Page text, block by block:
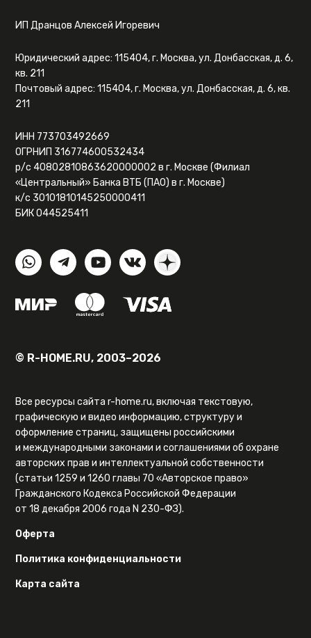
ИП Дранцов Алексей Игоревич
Юридический адрес: 115404, г. Москва, ул. Донбасская, д. 6,
кв. 211
Почтовый адрес: 115404, г. Москва, ул. Донбасская, д. 6, кв.
211
ИНН 773703492669
ОГРНИП 316774600532434
р/с 40802810863620000002 в г. Москве (Филиал
«Центральный» Банка ВТБ (ПАО) в г. Москве)
к/с 30101810145250000411
БИК 044525411
© R-HOME.RU, 2003–2026
Все ресурсы сайта r-home.ru, включая текстовую,
графическую и видео информацию, структуру и
оформление страниц, защищены российскими
и международными законами и соглашениями об охране
авторских прав и интеллектуальной собственности
(статьи 1259 и 1260 главы 70 «Авторское право»
Гражданского Кодекса Российской Федерации
от 18 декабря 2006 года N 230-ФЗ).
Оферта
Политика конфиденциальности
Карта сайта